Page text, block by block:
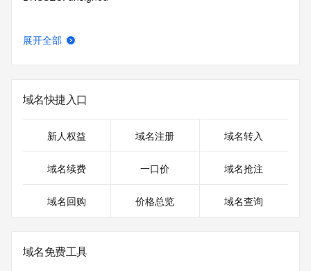
展开全部
域名快捷入口
新人权益 域名注册 域名转入
域名续费 一口价 域名抢注
域名回购 价格总览 域名查询
域名免费工具